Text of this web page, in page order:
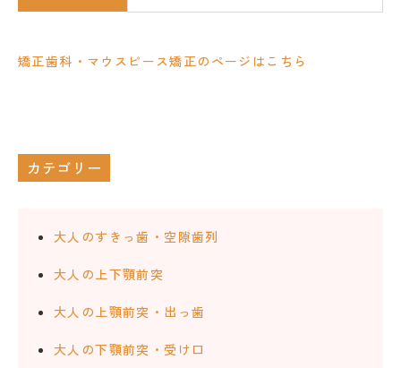
矯正歯科・マウスピース矯正のページはこちら
カテゴリー
大人のすきっ歯・空隙歯列
大人の上下顎前突
大人の上顎前突・出っ歯
大人の下顎前突・受け口